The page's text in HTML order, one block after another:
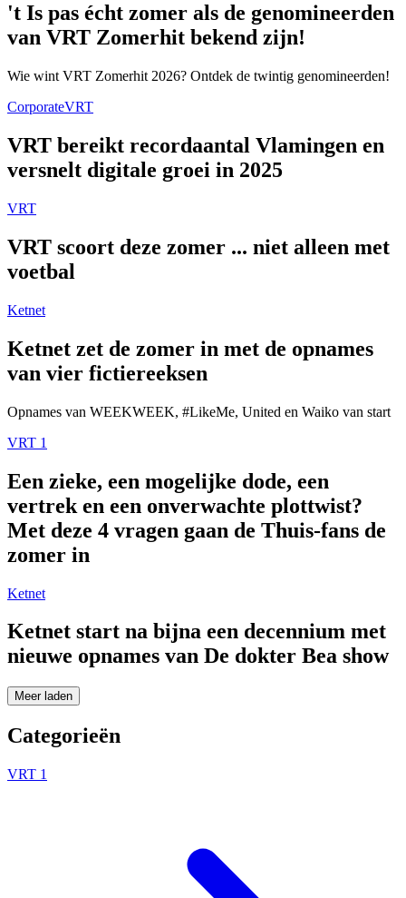
't Is pas écht zomer als de genomineerden
van VRT Zomerhit bekend zijn!
Wie wint VRT Zomerhit 2026? Ontdek de twintig genomineerden!
CorporateVRT
VRT bereikt recordaantal Vlamingen en
versnelt digitale groei in 2025
VRT
VRT scoort deze zomer ... niet alleen met
voetbal
Ketnet
Ketnet zet de zomer in met de opnames
van vier fictiereeksen
Opnames van WEEKWEEK, #LikeMe, United en Waiko van start
VRT 1
Een zieke, een mogelijke dode, een
vertrek en een onverwachte plottwist?
Met deze 4 vragen gaan de Thuis-fans de
zomer in
Ketnet
Ketnet start na bijna een decennium met
nieuwe opnames van De dokter Bea show
Meer laden
Categorieën
VRT 1